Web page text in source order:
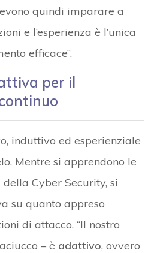
quindi imparare a
e l’esperienza è l’unica
efficace”.
per il
induttivo ed esperienziale
Mentre si apprendono le
Cyber Security, si
su quanto appreso
di attacco. “Il nostro
– è adattivo, ovvero